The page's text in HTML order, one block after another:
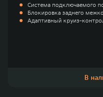
Система подключаемого
Блокировка заднего
Адаптивный круиз-
В